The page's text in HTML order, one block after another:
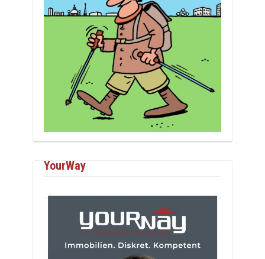
YourWay